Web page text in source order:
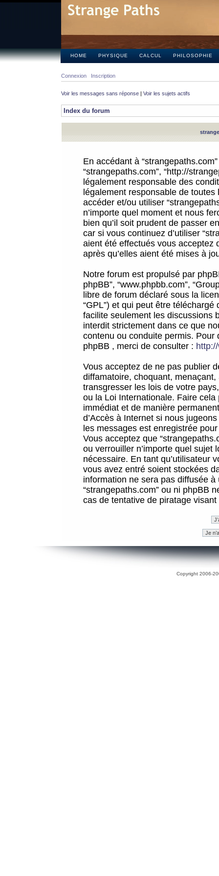
HOME PHYSIQUE CALCUL PHILOSOPHIE
Connexion Inscription
Voir les messages sans réponse | Voir les sujets actifs
Index du forum
En accédant à
“strangepaths.com”, “http://
légalement responsable des
légalement responsable de
accéder et/ou utiliser
n’importe quel moment et nous
bien qu’il soit prudent de passer
car si vous continuez d’utiliser
aient été effectués vous acceptez
après qu’elles aient été mises à
Notre forum est propulsé par
phpBB”, “www.phpbb.com”,
libre de forum déclaré sous la
“GPL”) et qui peut être téléchargé
facilite seulement les discussions
interdit strictement dans ce que
contenu ou conduite permis.
phpBB , merci de consulter :
Vous acceptez de ne pas publier
diffamatoire, choquant,
transgresser les lois de votre
ou la Loi Internationale. Faire
immédiat et de manière
d’Accès à Internet si nous
les messages est enregistrée
Vous acceptez que
ou verrouiller n’importe quel sujet
nécessaire. En tant qu’utilisateur
vous avez entré soient stockées
information ne sera pas diffusée
“strangepaths.com” ou ni phpBB
cas de tentative de piratage
Copyright 2006-